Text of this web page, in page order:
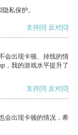
私保护。
支持[0] 反对[0]
会出现卡顿、掉线的情
，我的游戏水平提升了
支持[0] 反对[0]
会出现卡顿的情况，希